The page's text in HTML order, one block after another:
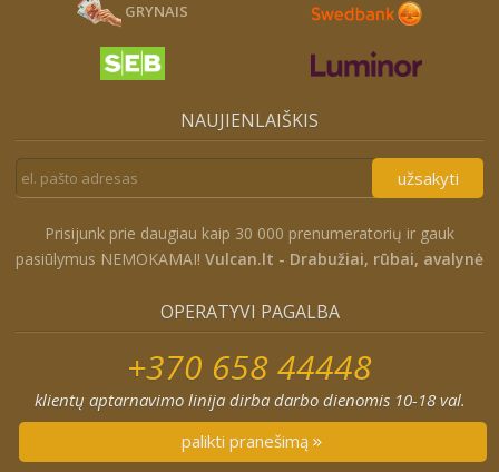
GRYNAIS
NAUJIENLAIŠKIS
užsakyti
Prisijunk prie daugiau kaip 30 000 prenumeratorių ir gauk
pasiūlymus NEMOKAMAI! Vulcan.lt - Drabužiai, rūbai, avalynė
OPERATYVI PAGALBA
+370 658 44448
klientų aptarnavimo linija dirba darbo dienomis 10-18 val.
palikti pranešimą